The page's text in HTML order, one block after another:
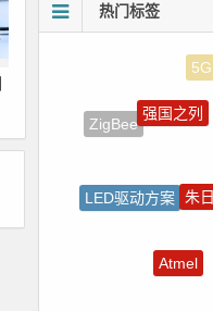
热门标签
ZigBee
强国之列
电路图
LED驱动方案
国产芯片
Atmel